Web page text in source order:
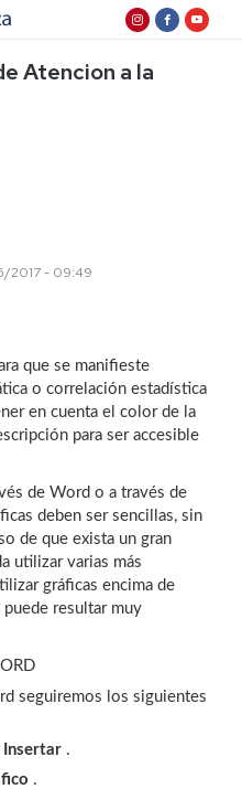
Atencion a la
2017 - 09:49
que se manifieste
o correlación estadística
en cuenta el color de la
para ser accesible
de Word o a través de
deben ser sencillas, sin
de que exista un gran
utilizar varias más
gráficas encima de
resultar muy
seguiremos los siguientes
Insertar .
.